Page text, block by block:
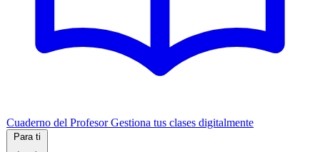
Cuaderno del Profesor Gestiona tus clases digitalmente